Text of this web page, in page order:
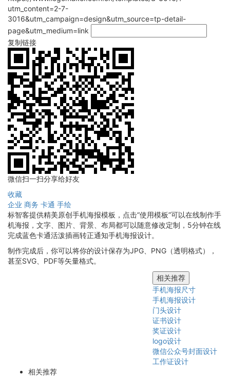
utm_content=2-7-
3016&utm_campaign=design&utm_source=tp-detail-
page&utm_medium=link
复制链接
微信扫一扫分享给好友
收藏
企业 商务 卡通 手绘
标智客提供精美原创手机海报模板，点击“使用模板”可以在线制作手
机海报，文字、图片、背景、布局都可以随意修改定制，5分钟在线
完成蓝色卡通活泼插画转正通知手机海报设计。
制作完成后，你可以将你的设计保存为JPG、PNG（透明格式），
甚至SVG、PDF等矢量格式。
相关推荐
手机海报尺寸
手机海报设计
门头设计
证书设计
奖证设计
logo设计
微信公众号封面设计
工作证设计
相关推荐